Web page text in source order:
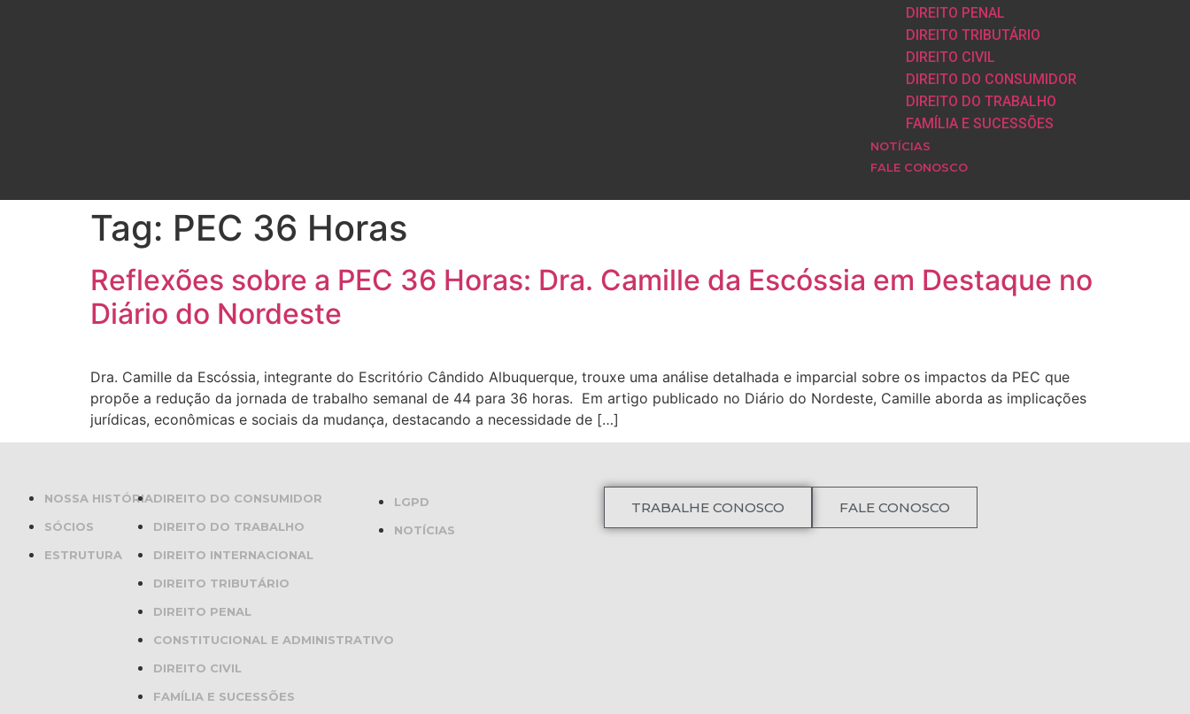
DIREITO PENAL
DIREITO TRIBUTÁRIO
DIREITO CIVIL
DIREITO DO CONSUMIDOR
DIREITO DO TRABALHO
FAMÍLIA E SUCESSÕES
NOTÍCIAS
FALE CONOSCO
Tag: PEC 36 Horas
Reflexões sobre a PEC 36 Horas: Dra. Camille da Escóssia em Destaque no
Diário do Nordeste
Dra. Camille da Escóssia, integrante do Escritório Cândido Albuquerque, trouxe uma análise detalhada e imparcial sobre os impactos da PEC que
propõe a redução da jornada de trabalho semanal de 44 para 36 horas. Em artigo publicado no Diário do Nordeste, Camille aborda as implicações
jurídicas, econômicas e sociais da mudança, destacando a necessidade de […]
NOSSA HISTÓRIA
SÓCIOS
ESTRUTURA
DIREITO DO CONSUMIDOR
DIREITO DO TRABALHO
DIREITO INTERNACIONAL
DIREITO TRIBUTÁRIO
DIREITO PENAL
CONSTITUCIONAL E ADMINISTRATIVO
DIREITO CIVIL
FAMÍLIA E SUCESSÕES
LGPD
NOTÍCIAS
TRABALHE CONOSCO FALE CONOSCO